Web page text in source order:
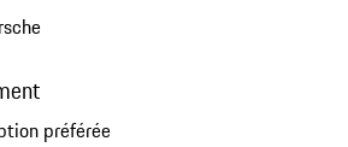
préférée